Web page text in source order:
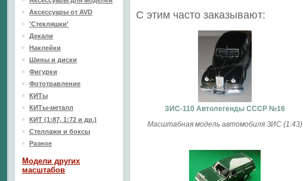
С этим часто заказывают:
ЗИС-110 Автолегенды СССР №16
Масштабная модель автомобиля ЗИС (1:43)
Аксессуары от AVD
'Стекляшки'
Декали
Наклейки
Шины и диски
Фигурки
Фототравление
КИТы
КИТы-металл
КИТ (1:87, 1:72 и др.)
Стеллажи и боксы
Разное
Модели других
масштабов